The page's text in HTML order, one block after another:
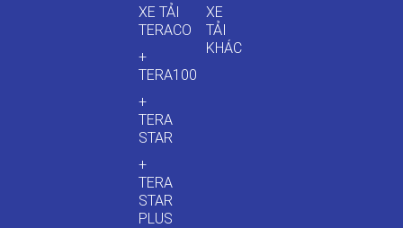
XE TẢI
TERACO
+
TERA100
+
TERA
STAR
+
TERA
STAR
PLUS
XE
TẢI
KHÁC